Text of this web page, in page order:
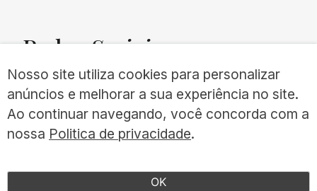
RedesSociais
TODOS OS DIREITOS RESERVADOS
Nosso site utiliza cookies para personalizar
anúncios e melhorar a sua experiência no site.
Ao continuar navegando, você concorda com a
nossa Politica de privacidade.
OK